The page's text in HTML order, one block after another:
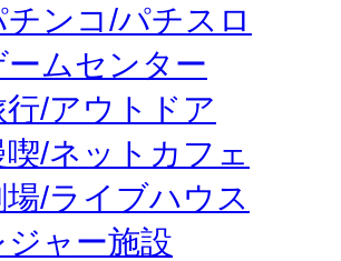
チンコ/パチスロ
ームセンター
行/アウトドア
喫/ネットカフェ
場/ライブハウス
ジャー施設